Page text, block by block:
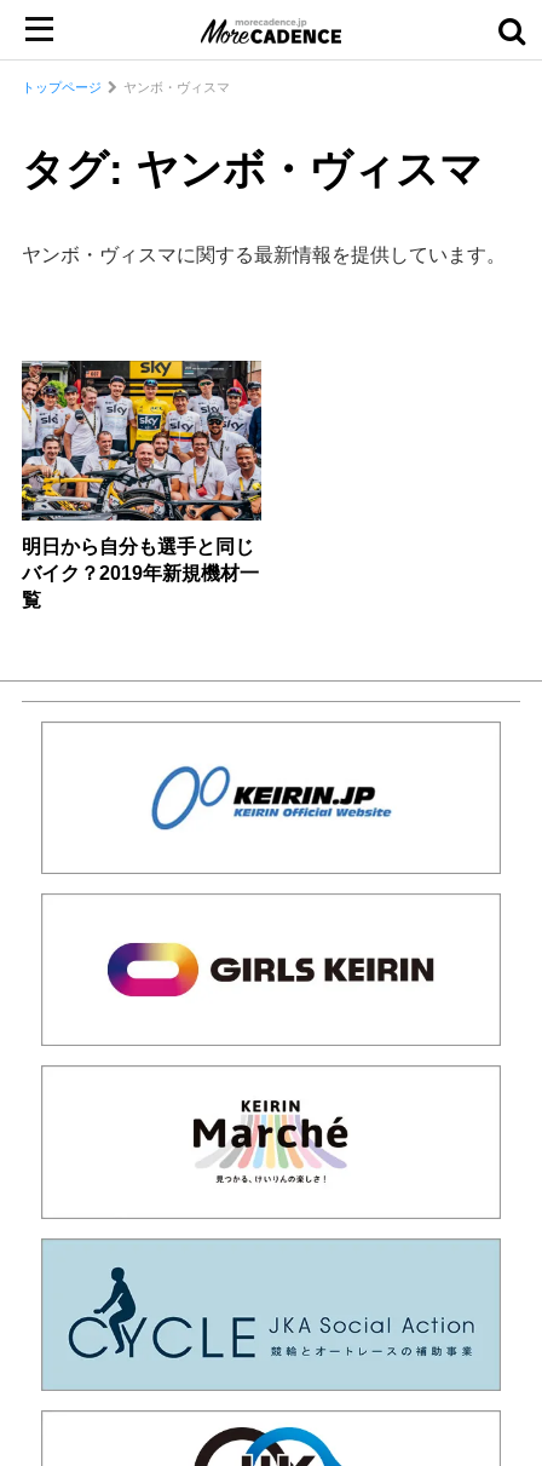
トップページ ヤンボ・ヴィスマ
タグ: ヤンボ・ヴィスマ
ヤンボ・ヴィスマに関する最新情報を提供しています。
明日から自分も選手と同じ
バイク？2019年新規機材一
覧